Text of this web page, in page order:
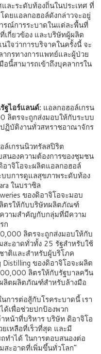
ละระดับท้องถิ่นในประเทศ ที่
ดยแอลกอฮอล์ดังกล่าวจะอยู่
รณ์การระบาดในแต่ละพื้นที่
เกี่ยวข้อง และบริษัทผู้ผลิต
จว่าการบริจาคในครั้งนี้ จะ
กรทางการแพทย์และผู้ป่วย
นี้สามารถเข้าถึงบุคลากรใน
ฐไอร์แลนด์: แอลกอฮอล์เกรน
ลิตรจะถูกส่งมอบให้กับระบบ
ฏิบัติงานทั่วสหราชอาณาจักร
ล์เกรนนิวทรัลสปิริต
นองความต้องการของชุมชน
อาจิโอจะผลิตแอลกอฮอล์
บการดูแลสุขภาพระดับท้อง
ในบราซิล
ของดิอาจิโอจะมอบ
ตรให้กับบริษัทผลิตภัณฑ์
วามสำคัญกับกลุ่มที่มีความ
ก
ลิตรจะถูกส่งมอบให้กับ
ะอาดทั่วทั้ง 25 รัฐสำหรับใช้
าติและสำหรับผู้บริโภค
Distilling ของดิอาจิโอจะผลิต
ลิตรให้กับรัฐบาลควีน
ลิตผลิตภัณฑ์สำหรับล้างมือ
การต่อสู้กับโรคระบาดนี้ เรา
ด้เพื่อช่วยปกป้องพวก
าหน้าที่บริหาร บริษัท ดิอาจิโอ
เหลือที่เร็วที่สุด และมี
ทำได้ ในการตอบสนองต่อ
ะอาดที่เพิ่มขึ้นทั่วโลก”